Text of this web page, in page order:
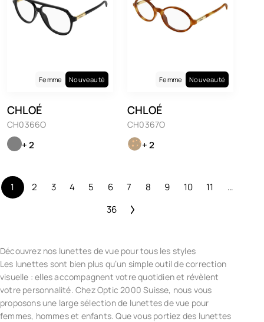
Femme Nouveauté
CHLOÉ
CH0366O
+ 2
Femme Nouveauté
CHLOÉ
CH0367O
+ 2
1 2 3 4 5 6 7 8 9 10 11
…
36
Découvrez nos lunettes de vue pour tous les styles
Les lunettes sont bien plus qu’un simple outil de correction
visuelle : elles accompagnent votre quotidien et révèlent
votre personnalité. Chez Optic 2000 Suisse, nous vous
proposons une large sélection de lunettes de vue pour
femmes, hommes et enfants. Que vous portiez des lunettes